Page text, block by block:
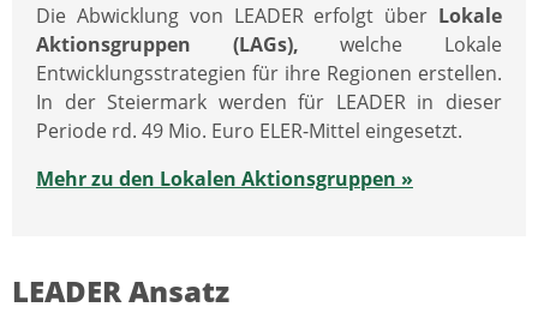
Die Abwicklung von LEADER erfolgt über Lokale
Aktionsgruppen (LAGs), welche Lokale
Entwicklungsstrategien für ihre Regionen erstellen.
In der Steiermark werden für LEADER in dieser
Periode rd. 49 Mio. Euro ELER-Mittel eingesetzt.
Mehr zu den Lokalen Aktionsgruppen »
LEADER Ansatz